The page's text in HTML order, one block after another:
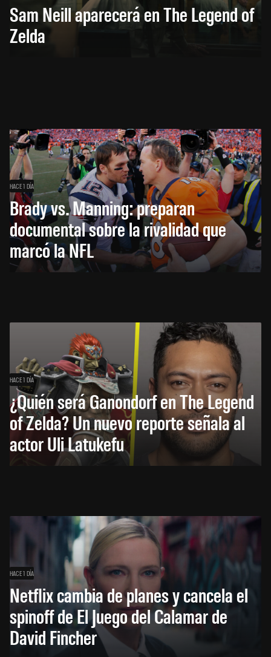
Sam Neill aparecerá en The Legend of
Zelda
HACE 1 DÍA
Brady vs. Manning: preparan
documental sobre la rivalidad que
marcó la NFL
HACE 1 DÍA
¿Quién será Ganondorf en The Legend
of Zelda? Un nuevo reporte señala al
actor Uli Latukefu
HACE 1 DÍA
Netflix cambia de planes y cancela el
spinoff de El Juego del Calamar de
David Fincher